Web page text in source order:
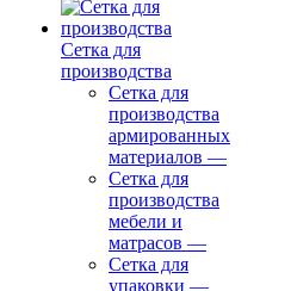
Сетка для
производства
Сетка для
производства
армированных
материалов —
Сетка для
производства
мебели и
матрасов —
Сетка для
упаковки —